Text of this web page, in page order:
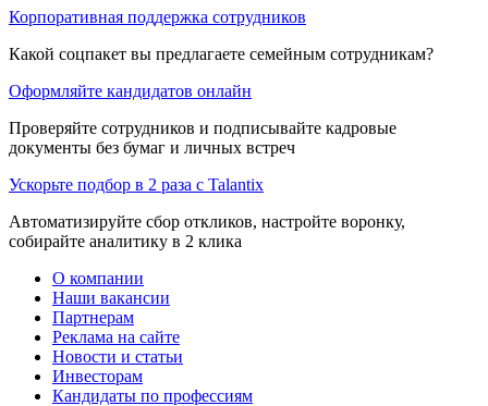
Корпоративная поддержка сотрудников
Какой соцпакет вы предлагаете семейным сотрудникам?
Оформляйте кандидатов онлайн
Проверяйте сотрудников и подписывайте кадровые
документы без бумаг и личных встреч
Ускорьте подбор в 2 раза с Talantix
Автоматизируйте сбор откликов, настройте воронку,
собирайте аналитику в 2 клика
О компании
Наши вакансии
Партнерам
Реклама на сайте
Новости и статьи
Инвесторам
Кандидаты по профессиям